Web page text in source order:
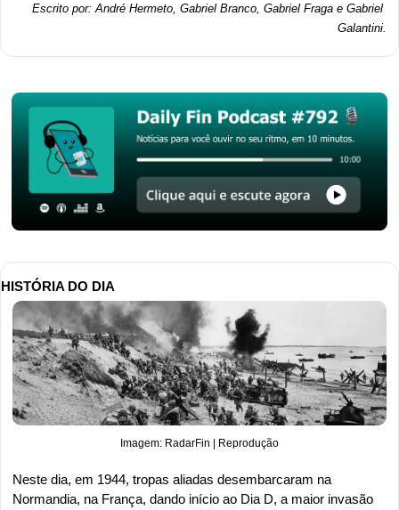
Escrito por: André Hermeto, Gabriel Branco, Gabriel Fraga e Gabriel
Galantini.
HISTÓRIA DO DIA
Imagem: RadarFin | Reprodução
Neste dia, em 1944, tropas aliadas desembarcaram na
Normandia, na França, dando início ao Dia D, a maior invasão